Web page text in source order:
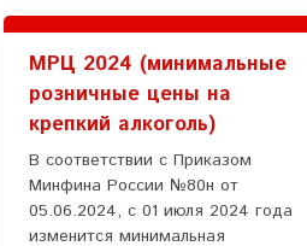
МРЦ 2024 (минимальные
розничные цены на
крепкий алкоголь)
В соответствии с Приказом
Минфина России №80н от
05.06.2024, с 01 июля 2024 года
изменится минимальная